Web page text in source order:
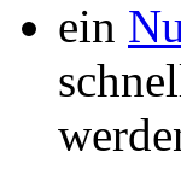
ein